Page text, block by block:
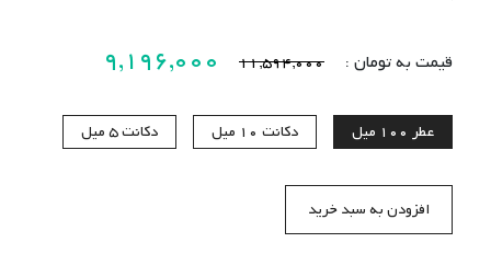
قیمت به تومان : 11,594,000
9,196,000
عطر 100 میل دکانت 10 میل دکانت5 میل
افزودن به سبد خرید